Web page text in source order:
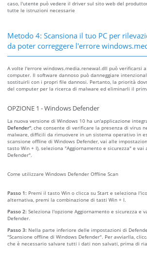
caso, l'utente può vedere il driver sul sito web del
tutte le istruzioni necessarie
Metodo 4: Scansiona il tuo PC per
da poter correggere l'errore
A volte l'errore windows.media.renewal.dll può verificarsi
computer. Il software dannoso può danneggiare
sostituirli con i propri file dannosi. Pertanto, la priorità
del computer per la ricerca di malware ed eliminarli il
OPZIONE 1 - Windows Defender
La nuova versione di Windows 10 ha un'applicazione
Defender" , che consente di verificare la presenza di virus
malware, difficili da rimuovere in un sistema operativo in
scansione offline di Windows Defender, vai alle
tasto Win + I), seleziona "Aggiornamento e sicurezza" e vai
Defender".
Come utilizzare Windows Defender Offline Scan
Passo 1: Premi il tasto Win o clicca su Start e seleziona
alternativa, premi la combinazione di tasti Win + I.
Passo 2: Seleziona l'opzione Aggiornamento e sicurezza e
Defender.
Passo 3: Nella parte inferiore delle impostazioni di
"Scansione offline di Windows Defender". Per avviarlla,
che è necessario salvare tutti i dati non salvati, prima di